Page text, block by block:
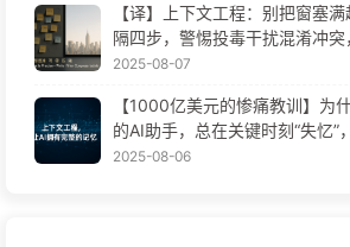
【译】上下文工程：别把窗塞
隔四步，警惕投毒干扰混淆冲
慢慢学AI170
2025-08-07
【1000亿美元的惨痛教训】为
的AI助手，总在关键时刻“失忆”
现90%性能提升？——慢慢学
2025-08-06